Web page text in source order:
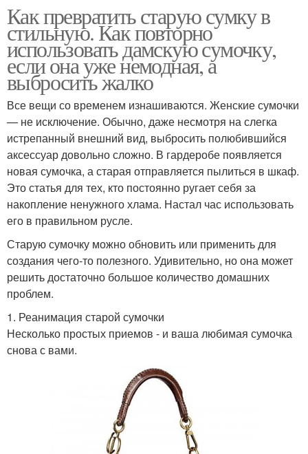
Как превратить старую сумку в
стильную. Как повторно
использовать дамскую сумочку,
если она уже немодная, а
выбросить жалко
Все вещи со временем изнашиваются. Женские сумочки
— не исключение. Обычно, даже несмотря на слегка
истрепанный внешний вид, выбросить полюбившийся
аксессуар довольно сложно. В гардеробе появляется
новая сумочка, а старая отправляется пылиться в шкаф.
Это статья для тех, кто постоянно ругает себя за
накопление ненужного хлама. Настал час использовать
его в правильном русле.
Старую сумочку можно обновить или применить для
создания чего-то полезного. Удивительно, но она может
решить достаточно большое количество домашних
проблем.
1. Реанимация старой сумочки
Несколько простых приемов - и ваша любимая сумочка
снова с вами.